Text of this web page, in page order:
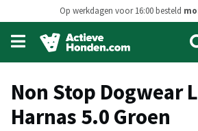
Op werkdagen voor 16:00 besteld
Open
main
menu
Non Stop Dogwear
Harnas 5.0 Groen